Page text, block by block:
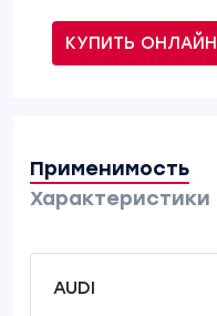
КУПИТЬ ОНЛАЙН
Применимость
Характеристики
AUDI